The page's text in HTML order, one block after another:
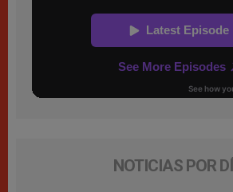
NOTICIAS POR